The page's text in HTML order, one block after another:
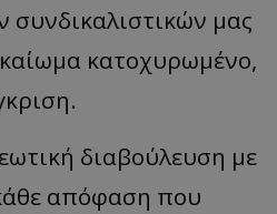
μας
κατοχυρωμένο,
διαβούλευση με
απόφαση που